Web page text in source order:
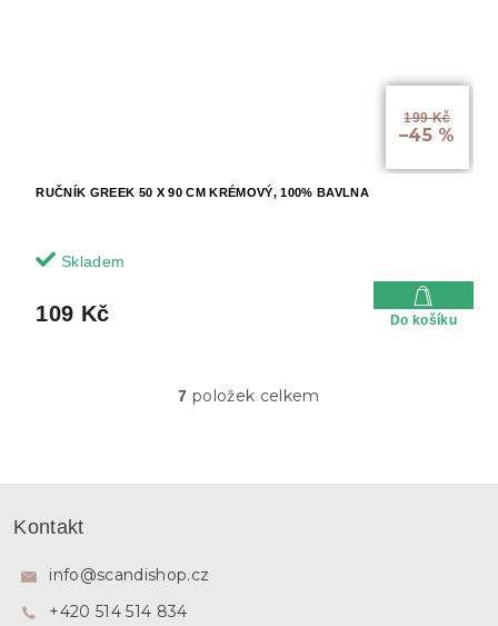
199 Kč
–45 %
RUČNÍK GREEK 50 X 90 CM KRÉMOVÝ, 100% BAVLNA
Skladem
109 Kč Do košíku
O
7 položek celkem
Kontakt
info@scandishop.cz
+420 514 514 834